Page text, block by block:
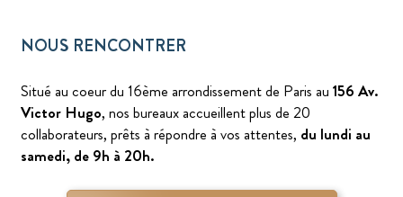
NOUS RENCONTRER
Situé au coeur du 16ème arrondissement de Paris au 156 Av.
Victor Hugo, nos bureaux accueillent plus de 20
collaborateurs, prêts à répondre à vos attentes, du lundi au
samedi, de 9h à 20h.